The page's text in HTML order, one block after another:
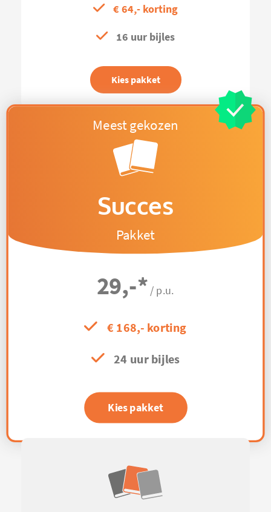
€ 64,- korting
16 uur bijles
Kies pakket
Succes
Pakket
29,-* / p.u.
€ 168,- korting
24 uur bijles
Kies pakket